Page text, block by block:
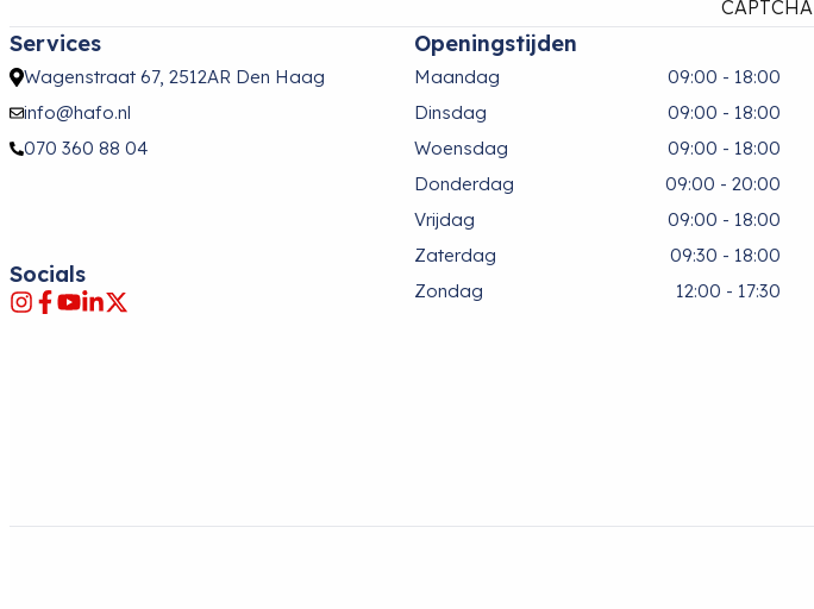
CAPTCHA
Services
Wagenstraat 67, 2512AR Den Haag
info@hafo.nl
070 360 88 04
Socials
Openingstijden
Maandag
09:00 - 18:00
Dinsdag
09:00 - 18:00
Woensdag
09:00 - 18:00
Donderdag
09:00 - 20:00
Vrijdag
09:00 - 18:00
Zaterdag
09:30 - 18:00
Zondag
12:00 - 17:30